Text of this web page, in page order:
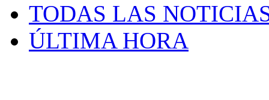
TODAS LAS
ÚLTIMA HORA